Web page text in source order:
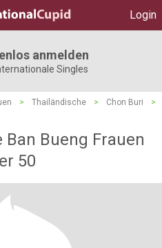
Login
anmelden
Singles
> Thailändische > Chon Buri
>
Bueng Frauen
50